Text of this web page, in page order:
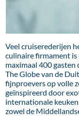
Veel cruiserederijen
culinaire firmament
maximaal 400
The Globe van de
fijnproevers op volle
geïnspireerd door
internationale
zowel de